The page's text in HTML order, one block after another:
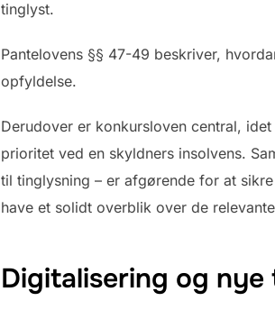
tinglyst.
Pantelovens §§ 47-49 beskriver,
opfyldelse.
Derudover er konkursloven central,
prioritet ved en skyldners insolvens.
til tinglysning – er afgørende for at
have et solidt overblik over de
Digitalisering og